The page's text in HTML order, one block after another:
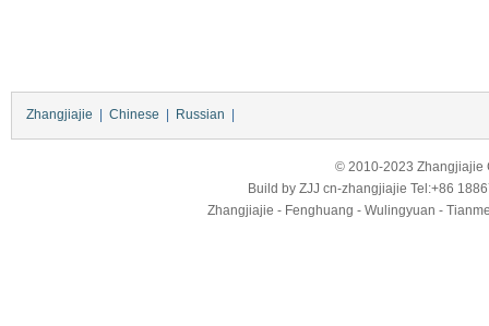
Zhangjiajie Chinese Russian
© 2010-2023 Zhangjiajie
Build by ZJJ cn-zhangjiajie Tel:+86
Zhangjiajie - Fenghuang - Wulingyuan -